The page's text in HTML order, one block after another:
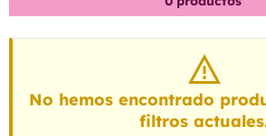
No hemos encontrado
filtros